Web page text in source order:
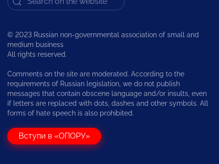
© 2023 Russian non-governmental association of small and
medium business
All rights reserved.
Comments on the site are moderated. According to the
requirements of Russian legislation, we do not publish
messages that contain obscene language and/or insults, even
if letters are replaced with dots, dashes and other symbols. All
forms of hate speech is also prohibited.
Вступи в «ОПОРУ»